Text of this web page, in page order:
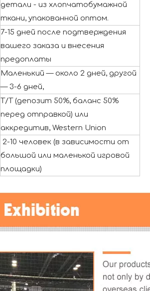
детали - из хлопчатобумажной
ткани, упакованной оптом.
7-15 дней после подтверждения
вашего заказа и внесения
предоплаты
Маленький — около 2 дней, другой
— 3-6 дней,
T/T (депозит 50%, баланс 50%
перед отправкой) или
аккредитив, Western Union
2-10 человек (в зависимости от
большой или маленькой игровой
площадки)